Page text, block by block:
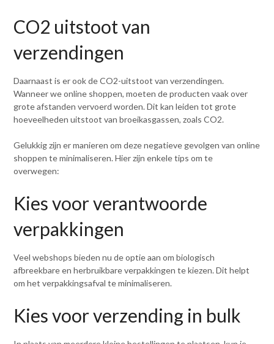
CO2 uitstoot van
verzendingen
Daarnaast is er ook de CO2-uitstoot van verzendingen.
Wanneer we online shoppen, moeten de producten vaak over
grote afstanden vervoerd worden. Dit kan leiden tot grote
hoeveelheden uitstoot van broeikasgassen, zoals CO2.
Gelukkig zijn er manieren om deze negatieve gevolgen van online
shoppen te minimaliseren. Hier zijn enkele tips om te
overwegen:
Kies voor verantwoorde
verpakkingen
Veel webshops bieden nu de optie aan om biologisch
afbreekbare en herbruikbare verpakkingen te kiezen. Dit helpt
om het verpakkingsafval te minimaliseren.
Kies voor verzending in bulk